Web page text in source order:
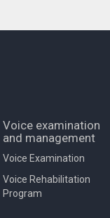
Voice examination
and management
Voice Examination
Voice Rehabilitation
Program